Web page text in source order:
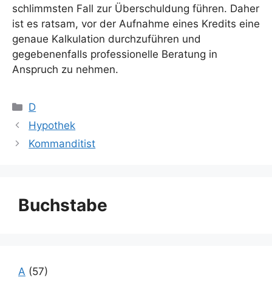
schlimmsten Fall zur Überschuldung führen. Daher
ist es ratsam, vor der Aufnahme eines Kredits eine
genaue Kalkulation durchzuführen und
gegebenenfalls professionelle Beratung in
Anspruch zu nehmen.
Kategorien
D
Hypothek
Kommanditist
Buchstabe
A (57)